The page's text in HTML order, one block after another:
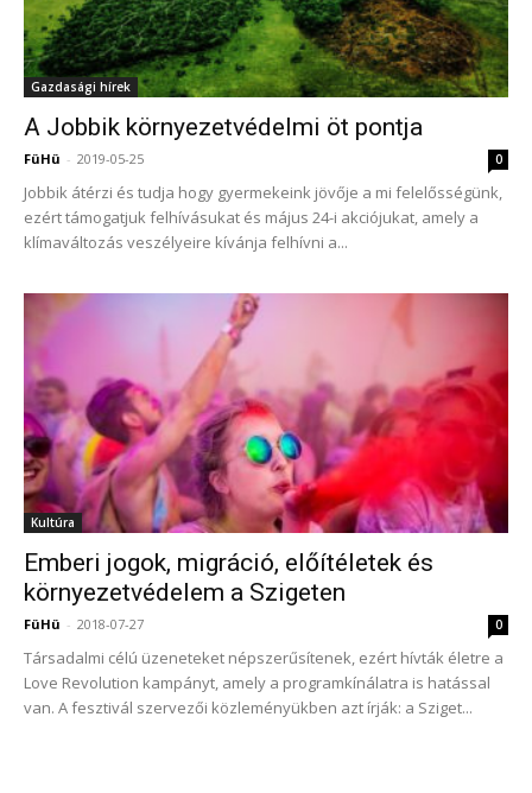
Gazdasági hírek
A Jobbik környezetvédelmi öt pontja
FüHü - 2019-05-25 0
Jobbik átérzi és tudja hogy gyermekeink jövője a mi felelősségünk,
ezért támogatjuk felhívásukat és május 24-i akciójukat, amely a
klímaváltozás veszélyeire kívánja felhívni a...
Kultúra
Emberi jogok, migráció, előítéletek és
környezetvédelem a Szigeten
FüHü - 2018-07-27 0
Társadalmi célú üzeneteket népszerűsítenek, ezért hívták életre a
Love Revolution kampányt, amely a programkínálatra is hatással
van. A fesztivál szervezői közleményükben azt írják: a Sziget...